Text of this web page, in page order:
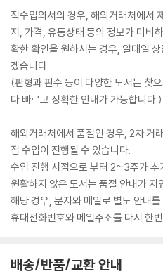
re successful, and, ultimately,
직수입외서의 경우, 해외거래처에서
지, 가격, 유통상태 등의 정보가 미비
확한 확인을 원하시는 경우, 일대일
겠습니다.
(판형과 판수 등이 다양한 도서는 찾
다 빠르고 정확한 안내가 가능합니다.)
해외거래처에서 품절인 경우, 2차 거
접 수입이 진행될 수 있습니다.
수입 진행 시점으로 부터 2~3주가
원활하지 않은 도서는 품절 안내가 지
해당 경우, 문자와 메일로 별도 안내
휴대전화번호와 메일주소를 다시 한
배송/반품/교환 안내